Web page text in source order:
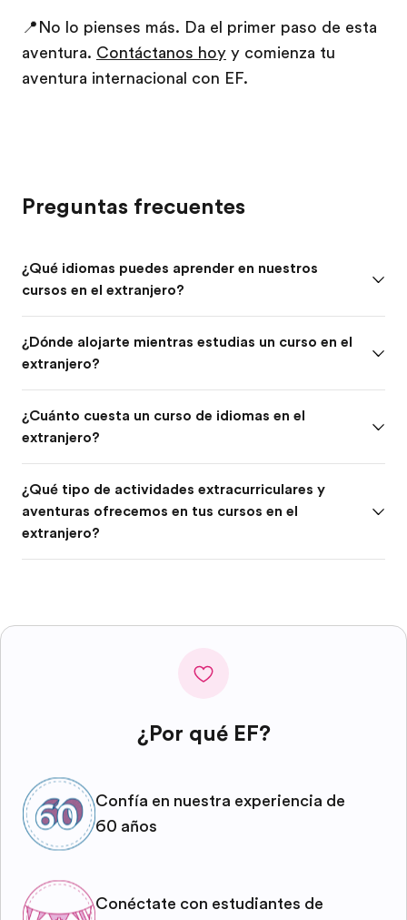
📍 No lo pienses más. Da el primer paso de esta
aventura. Contáctanos hoy y comienza tu
aventura internacional con EF.
Preguntas frecuentes
¿Qué idiomas puedes aprender en nuestros
cursos en el extranjero?
¿Dónde alojarte mientras estudias un curso en el
extranjero?
¿Cuánto cuesta un curso de idiomas en el
extranjero?
¿Qué tipo de actividades extracurriculares y
aventuras ofrecemos en tus cursos en el
extranjero?
¿Por qué EF?
Confía en nuestra experiencia de
60 años
Conéctate con estudiantes de